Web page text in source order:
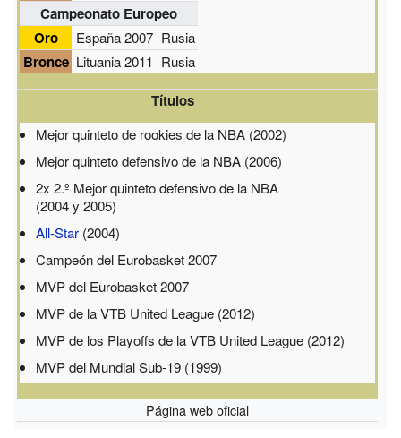
Campeonato Europeo
Oro
España 2007 Rusia
Bronce Lituania 2011 Rusia
Títulos
Mejor quinteto de rookies de la NBA (2002)
Mejor quinteto defensivo de la NBA (2006)
2x 2.º Mejor quinteto defensivo de la NBA
(2004 y 2005)
All-Star (2004)
Campeón del Eurobasket 2007
MVP del Eurobasket 2007
MVP de la VTB United League (2012)
MVP de los Playoffs de la VTB United League (2012)
MVP del Mundial Sub-19 (1999)
Página web oficial